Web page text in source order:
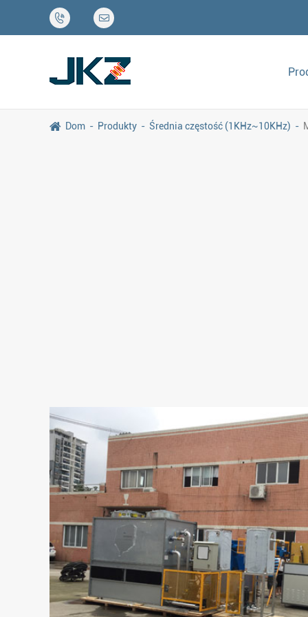
 
Dom Produkty Średnia częstość (1KHz~10KHz)